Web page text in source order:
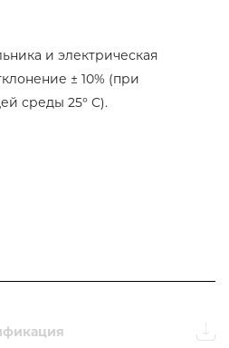
и электрическая
± 10% (при
среды 25° C).